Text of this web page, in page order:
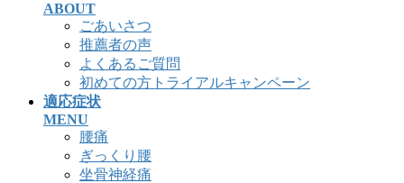
ABOUT
ごあいさつ
推薦者の声
よくあるご質問
初めての方トライアルキャンペーン
適応症状
MENU
腰痛
ぎっくり腰
坐骨神経痛